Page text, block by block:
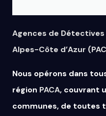
Agences de
Alpes-Côte d’Azur
Nous opérons dans
région PACA, couvrant
communes, de toutes